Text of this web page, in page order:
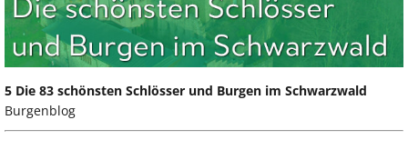
5 Die 83 schönsten Schlösser und Burgen im Schwarzwald
Burgenblog